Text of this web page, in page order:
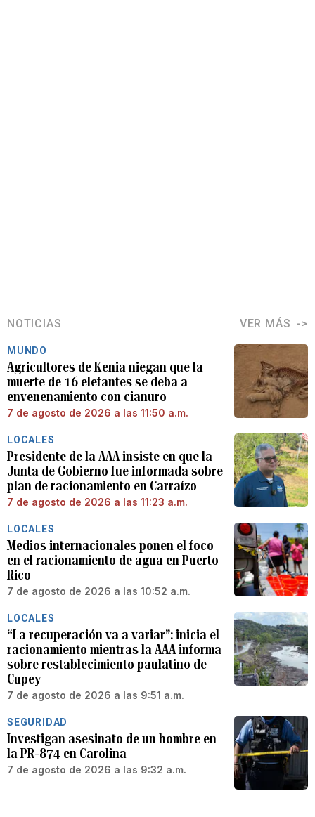
NOTICIAS VER MÁS
MUNDO
Agricultores de Kenia niegan que la
muerte de 16 elefantes se deba a
envenenamiento con cianuro
7 de agosto de 2026 a las 11:50 a.m.
LOCALES
Presidente de la AAA insiste en que la
Junta de Gobierno fue informada sobre
plan de racionamiento en Carraízo
7 de agosto de 2026 a las 11:23 a.m.
LOCALES
Medios internacionales ponen el foco
en el racionamiento de agua en Puerto
Rico
7 de agosto de 2026 a las 10:52 a.m.
LOCALES
“La recuperación va a variar”: inicia el
racionamiento mientras la AAA informa
sobre restablecimiento paulatino de
Cupey
7 de agosto de 2026 a las 9:51 a.m.
SEGURIDAD
Investigan asesinato de un hombre en
la PR-874 en Carolina
7 de agosto de 2026 a las 9:32 a.m.